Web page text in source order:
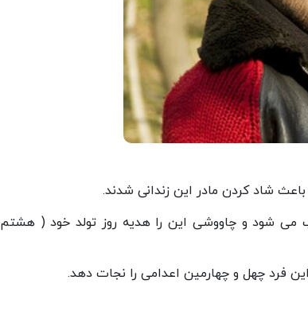
می شود و چاووشی این را هدیه روز تولد خود ( هشتم
فرد چهل و چهارمین اعدامی را نجات دهد.